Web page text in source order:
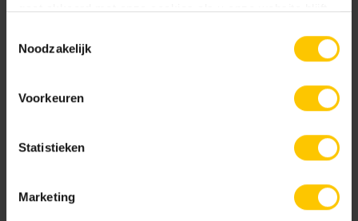
gaat akkoord met onze cookies als u onze website blijft
Noodzakelijk
Voorkeuren
Statistieken
Marketing
View project
Other applications:
Garden